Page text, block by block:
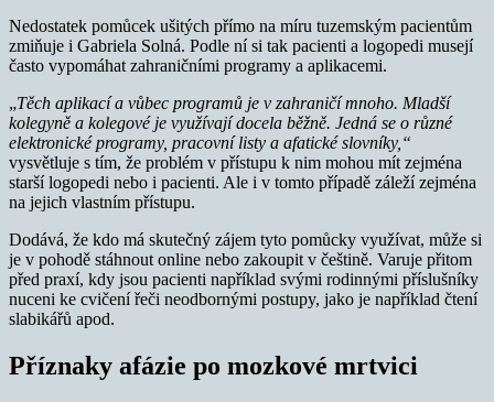
Nedostatek pomůcek ušitých přímo na míru tuzemským pacientům
zmiňuje i Gabriela Solná. Podle ní si tak pacienti a logopedi musejí
často vypomáhat zahraničními programy a aplikacemi.
„Těch aplikací a vůbec programů je v zahraničí mnoho. Mladší
kolegyně a kolegové je využívají docela běžně. Jedná se o různé
elektronické programy, pracovní listy a afatické slovníky,“
vysvětluje s tím, že problém v přístupu k nim mohou mít zejména
starší logopedi nebo i pacienti. Ale i v tomto případě záleží zejména
na jejich vlastním přístupu.
Dodává, že kdo má skutečný zájem tyto pomůcky využívat, může si
je v pohodě stáhnout online nebo zakoupit v češtině. Varuje přitom
před praxí, kdy jsou pacienti například svými rodinnými příslušníky
nuceni ke cvičení řeči neodbornými postupy, jako je například čtení
slabikářů apod.
Příznaky afázie po mozkové mrtvici